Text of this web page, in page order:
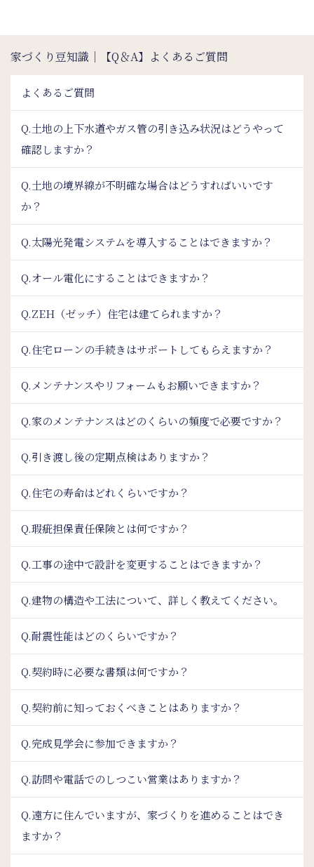
家づくり豆知識｜【Q＆A】よくあるご質問
よくあるご質問
Q.土地の上下水道やガス管の引き込み状況はどうやって
確認しますか？
Q.土地の境界線が不明確な場合はどうすればいいです
か？
Q.太陽光発電システムを導入することはできますか？
Q.オール電化にすることはできますか？
Q.ZEH（ゼッチ）住宅は建てられますか？
Q.住宅ローンの手続きはサポートしてもらえますか？
Q.メンテナンスやリフォームもお願いできますか？
Q.家のメンテナンスはどのくらいの頻度で必要ですか？
Q.引き渡し後の定期点検はありますか？
Q.住宅の寿命はどれくらいですか？
Q.瑕疵担保責任保険とは何ですか？
Q.工事の途中で設計を変更することはできますか？
Q.建物の構造や工法について、詳しく教えてください。
Q.耐震性能はどのくらいですか？
Q.契約時に必要な書類は何ですか？
Q.契約前に知っておくべきことはありますか？
Q.完成見学会に参加できますか？
Q.訪問や電話でのしつこい営業はありますか？
Q.遠方に住んでいますが、家づくりを進めることはでき
ますか？